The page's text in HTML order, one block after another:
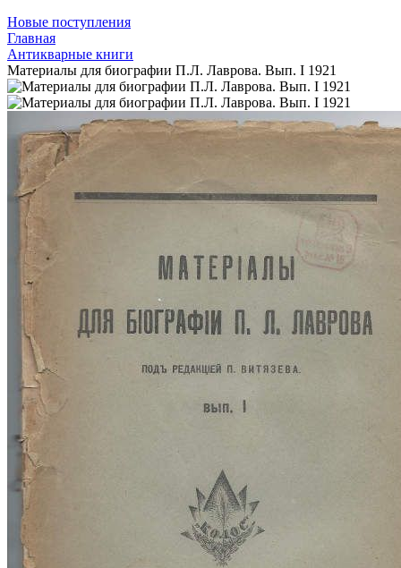
Новые поступления
Главная
Антикварные книги
Материалы для биографии П.Л. Лаврова. Вып. I 1921